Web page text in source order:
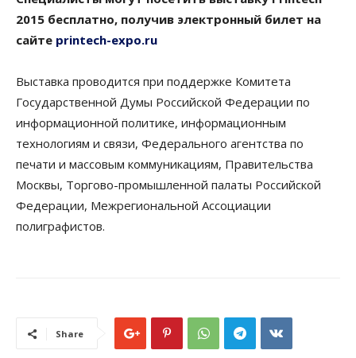
2015 бесплатно, получив электронный билет на
сайте printech-expo.ru
Выставка проводится при поддержке Комитета
Государственной Думы Российской Федерации по
информационной политике, информационным
технологиям и связи, Федерального агентства по
печати и массовым коммуникациям, Правительства
Москвы, Торгово-промышленной палаты Российской
Федерации, Межрегиональной Ассоциации
полиграфистов.
Share